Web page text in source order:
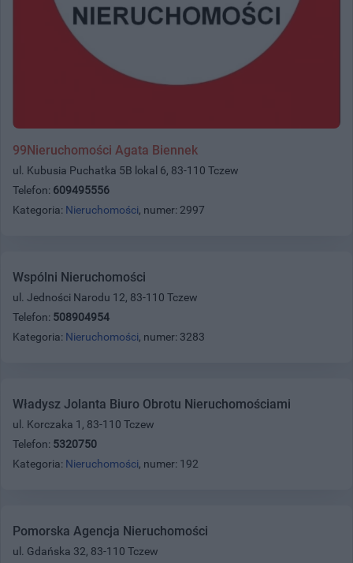
99Nieruchomości Agata Biennek
ul. Kubusia Puchatka 5B lokal 6, 83-110 Tczew
Telefon: 609495556
Kategoria: Nieruchomości, numer: 2997
Wspólni Nieruchomości
ul. Jedności Narodu 12, 83-110 Tczew
Telefon: 508904954
Kategoria: Nieruchomości, numer: 3283
Władysz Jolanta Biuro Obrotu Nieruchomościami
ul. Korczaka 1, 83-110 Tczew
Telefon: 5320750
Kategoria: Nieruchomości, numer: 192
Pomorska Agencja Nieruchomości
ul. Gdańska 32, 83-110 Tczew